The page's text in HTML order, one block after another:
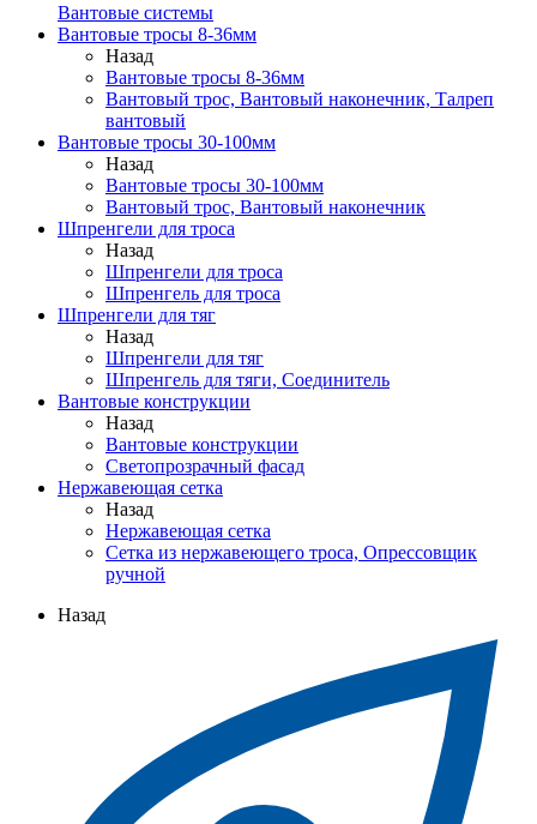
Вантовые системы
Вантовые тросы 8-36мм
Назад
Вантовые тросы 8-36мм
Вантовый трос, Вантовый наконечник, Талреп
вантовый
Вантовые тросы 30-100мм
Назад
Вантовые тросы 30-100мм
Вантовый трос, Вантовый наконечник
Шпренгели для троса
Назад
Шпренгели для троса
Шпренгель для троса
Шпренгели для тяг
Назад
Шпренгели для тяг
Шпренгель для тяги, Соединитель
Вантовые конструкции
Назад
Вантовые конструкции
Светопрозрачный фасад
Нержавеющая сетка
Назад
Нержавеющая сетка
Сетка из нержавеющего троса, Опрессовщик
ручной
Назад